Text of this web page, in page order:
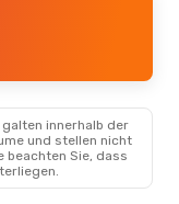
innerhalb der
und stellen nicht
beachten Sie, dass